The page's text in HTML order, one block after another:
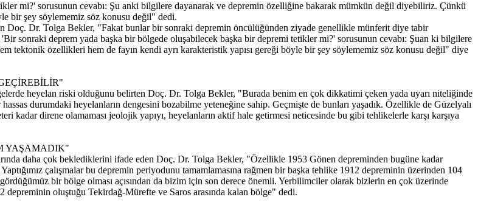
mi?' sorusunun cevabı: Şu anki bilgilere dayanarak ve depremin özelliğine bakarak mümkün değil diyebiliriz. Çünkü
bir şey söylememiz söz konusu değil" dedi.
Doç. Dr. Tolga Bekler, "Fakat bunlar bir sonraki depremin öncülüğünden ziyade genellikle münferit diye tabir
sonraki deprem yada başka bir bölgede oluşabilecek başka bir depremi tetikler mi?' sorusunun cevabı: Şuan ki bilgilere
özellikleri hem de fayın kendi ayrı karakteristik yapısı gereği böyle bir şey söylememiz söz konusu değil" diye
heyelan riski olduğunu belirten Doç. Dr. Tolga Bekler, "Burada benim en çok dikkatimi çeken yada uyarı niteliğinde
durumdaki heyelanların dengesini bozabilme yeteneğine sahip. Geçmişte de bunları yaşadık. Özellikle de Güzelyalı
kadar direne olamaması jeolojik yapıyı, heyelanların aktif hale getirmesi neticesinde bu gibi tehlikelerle karşı karşıya
YAŞAMADIK"
daha çok beklediklerini ifade eden Doç. Dr. Tolga Bekler, "Özellikle 1953 Gönen depreminden bugüne kadar
çalışmalar bu depremin periyodunu tamamlamasına rağmen bir başka tehlike 1912 depreminin üzerinden 104
bir bölge olması açısından da bizim için son derece önemli. Yerbilimciler olarak bizlerin en çok üzerinde
oluştuğu Tekirdağ-Mürefte ve Saros arasında kalan bölge" dedi.